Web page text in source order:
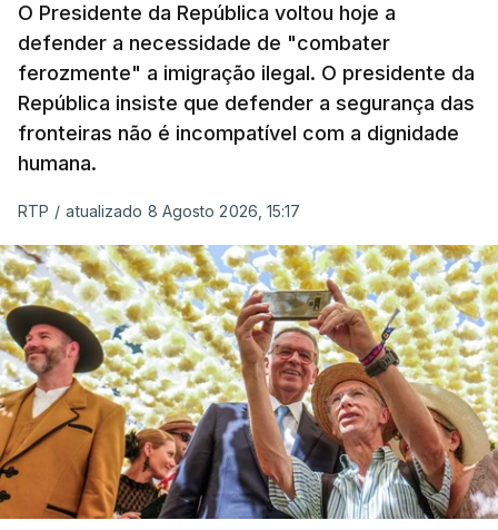
O Presidente da República voltou hoje a
defender a necessidade de "combater
ferozmente" a imigração ilegal. O presidente da
República insiste que defender a segurança das
fronteiras não é incompatível com a dignidade
humana.
RTP / atualizado 8 Agosto 2026, 15:17